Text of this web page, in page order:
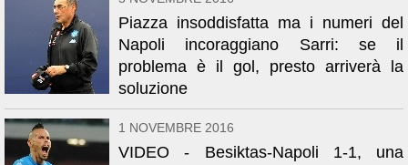
Piazza insoddisfatta ma i numeri del
Napoli incoraggiano Sarri: se il
problema è il gol, presto arriverà la
soluzione
1 NOVEMBRE 2016
VIDEO - Besiktas-Napoli 1-1, una